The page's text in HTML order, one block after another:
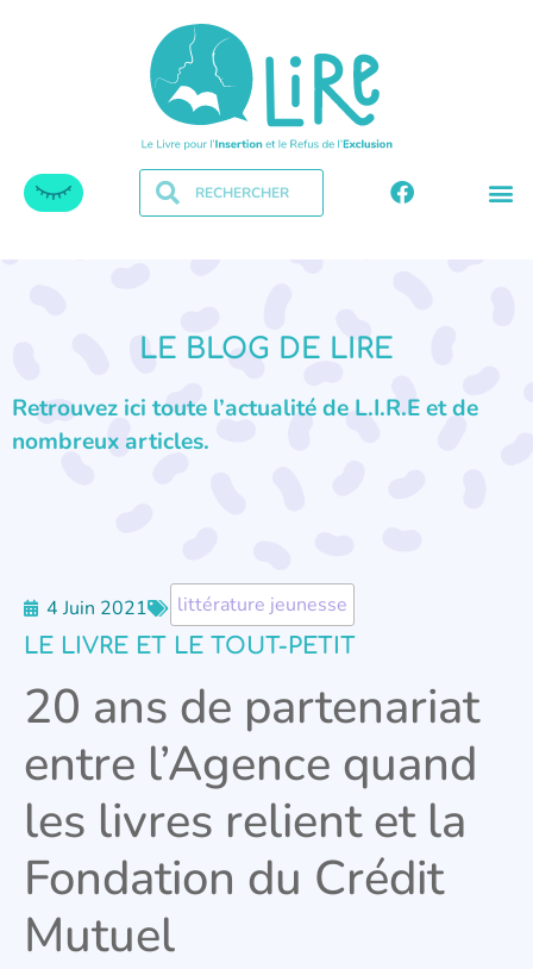
LE BLOG DE LIRE
Retrouvez ici toute l’actualité de L.I.R.E et de
nombreux articles.
4 Juin 2021 littérature jeunesse
LE LIVRE ET LE TOUT-PETIT
20 ans de partenariat
entre l’Agence quand
les livres relient et la
Fondation du Crédit
Mutuel